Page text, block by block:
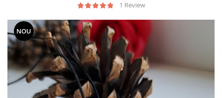
Inele
Inele aur
Inele argint
Pandantive
Pandantive aur
Pandantive argint
1 Review
NOU